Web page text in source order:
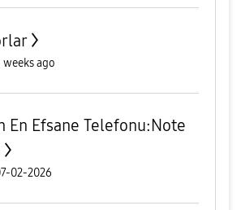
weeks ago
En Efsane Telefonu:Note
02-2026